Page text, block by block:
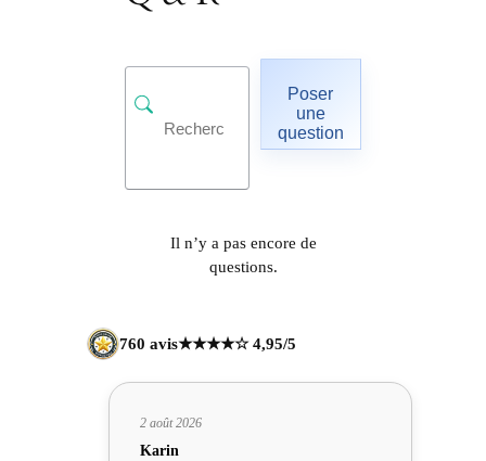
Poser
une
question
Il n’y a pas encore de
questions.
760 avis★★★★☆ 4,95/5
2 août 2026
Karin